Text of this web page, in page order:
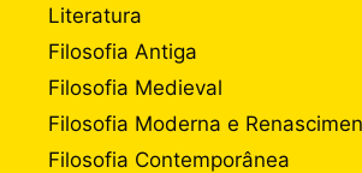
Literatura
Filosofia Antiga
Filosofia Medieval
Filosofia Moderna e
Filosofia Contemporânea